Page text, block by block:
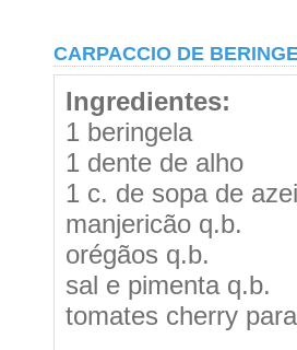
CARPACCIO DE
Ingredientes:
1 beringela
1 dente de alho
1 c. de sopa de
manjericão q.b.
orégãos q.b.
sal e pimenta q.b.
tomates cherry